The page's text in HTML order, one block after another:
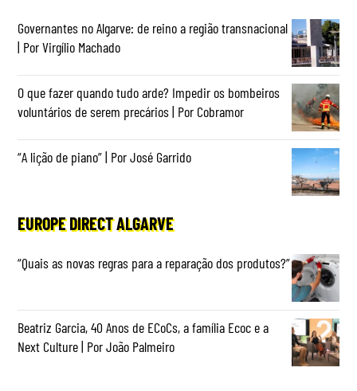
Governantes no Algarve: de reino a região transnacional
| Por Virgílio Machado
O que fazer quando tudo arde? Impedir os bombeiros
voluntários de serem precários | Por Cobramor
“A lição de piano” | Por José Garrido
EUROPE DIRECT ALGARVE
“Quais as novas regras para a reparação dos produtos?”
Beatriz Garcia, 40 Anos de ECoCs, a família Ecoc e a
Next Culture | Por João Palmeiro